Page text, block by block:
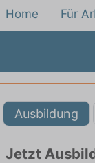
Home Für
Ausbildung
Jetzt